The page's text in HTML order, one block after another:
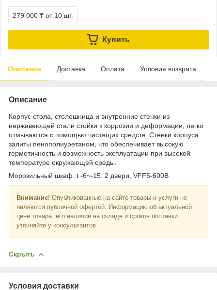
279 000 ₸ от 10 шт.
Купить
Описание Доставка Оплата Условия возврата
Описание
Корпус стола, столешница и внутренние стенки из
нержавеющей стали стойки к коррозии и деформации, легко
отмываются с помощью чистящих средств. Стенки корпуса
залиты пенополиуретаном, что обеспечивает высокую
герметичность и возможность эксплуатации при высокой
температуре окружающей среды.
Морозильный шкаф. t -6~-15. 2 двери. VFF5-600B
Внимание! Опубликованные на сайте товары и услуги не
являются публичной офертой. Информацию об актуальной
цене товара, его наличии на складе и сроков поставки
уточняйте у консультантов
Скрыть
Условия доставки